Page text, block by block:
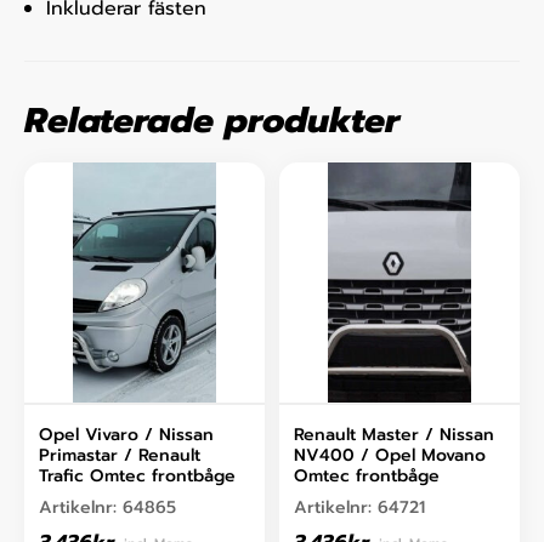
Inkluderar fästen
Relaterade produkter
Opel Vivaro / Nissan
Primastar / Renault
Trafic Omtec frontbåge
Artikelnr: 64865
Renault Master / Nissan
NV400 / Opel Movano
Omtec frontbåge
Artikelnr: 64721